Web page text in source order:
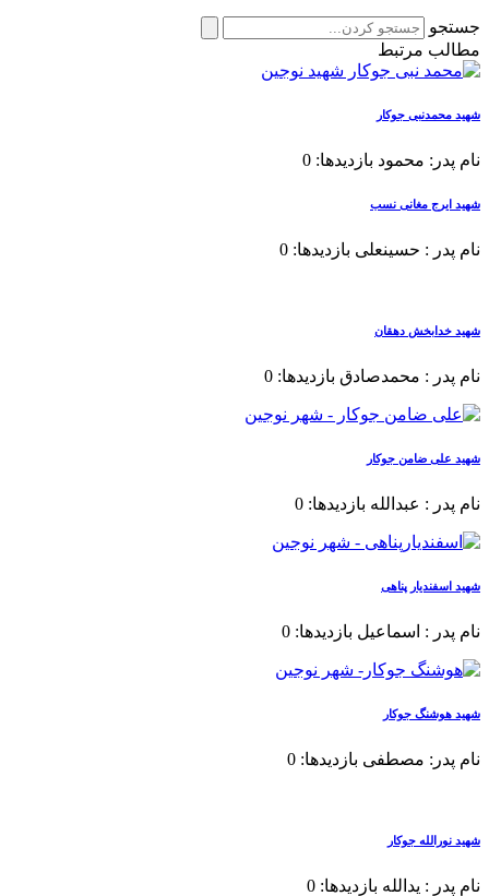
جستجو
مطالب مرتبط
شهید محمدنبی جوکار
نام پدر: محمود بازدیدها: 0
شهید ایرج مغانی نسب
نام پدر : حسینعلی بازدیدها: 0
شهید خدابخش دهقان
نام پدر : محمدصادق بازدیدها: 0
شهید علی ضامن جوکار
نام پدر : عبدالله بازدیدها: 0
شهید اسفندیار پناهی
نام پدر : اسماعیل بازدیدها: 0
شهید هوشنگ جوکار
نام پدر: مصطفی بازدیدها: 0
شهید نورالله جوکار
نام پدر : یدالله بازدیدها: 0